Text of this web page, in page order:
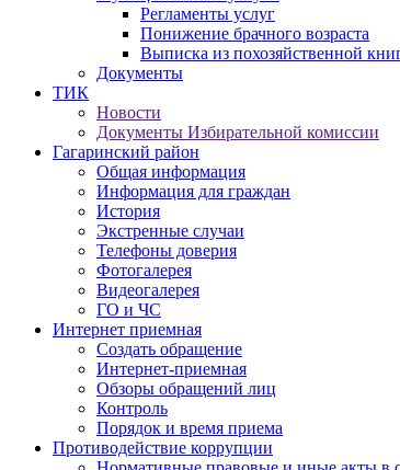
Регламенты услуг
Понижение брачного возраста
Выписка из похозяйственной
Документы
ТИК
Новости
Документы Избирательной комиссии
Гагаринский район
Общая информация
Информация для граждан
История
Экстренные случаи
Телефоны доверия
Фотогалерея
Видеогалерея
ГО и ЧС
Интернет приемная
Создать обращение
Интернет-приемная
Обзоры обращений лиц
Контроль
Порядок и время приема
Противодействие коррупции